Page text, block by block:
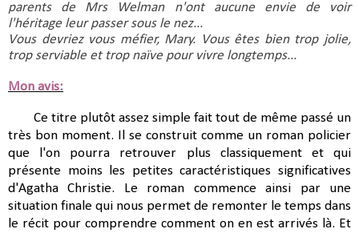
parents de Mrs Welman n'ont aucune envie de voir
l'héritage leur passer sous le nez...
Vous devriez vous méfier, Mary. Vous êtes bien trop jolie,
trop serviable et trop naïve pour vivre longtemps...
Mon avis:
Ce titre plutôt assez simple fait tout de même passé un
très bon moment. Il se construit comme un roman policier
que l'on pourra retrouver plus classiquement et qui
présente moins les petites caractéristiques significatives
d'Agatha Christie. Le roman commence ainsi par une
situation finale qui nous permet de remonter le temps dans
le récit pour comprendre comment on en est arrivés là. Et